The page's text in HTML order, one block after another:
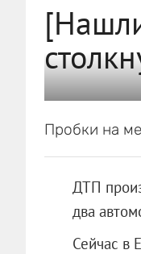
Пробки на
ДТП
два
Сейчас в